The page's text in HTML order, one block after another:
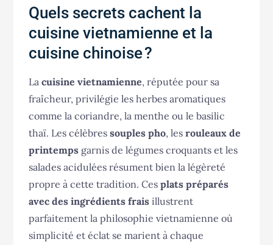
Quels secrets cachent la
cuisine vietnamienne et la
cuisine chinoise ?
Lacuisine vietnamienne, réputée pour sa
fraîcheur, privilégie les herbes aromatiques
comme la coriandre, la menthe ou le basilic
thaï. Les célèbressouples pho, lesrouleaux de
printemps garnis de légumes croquants et les
salades acidulées résument bien la légèreté
propre à cette tradition. Cesplats préparés
avec des ingrédients frais illustrent
parfaitement la philosophie vietnamienne où
simplicité et éclat se marient à chaque